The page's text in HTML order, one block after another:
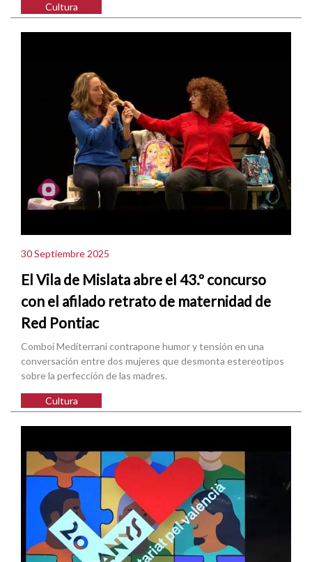
Cultura
30 Septiembre 2025
El Vila de Mislata abre el 43.º concurso
con el afilado retrato de maternidad de
Red Pontiac
Comboi Mediterrani contrapone humor y tensión en una
conversación entre dos mujeres que desmonta estereotipos
sobre la perfección de las madres.
Cultura